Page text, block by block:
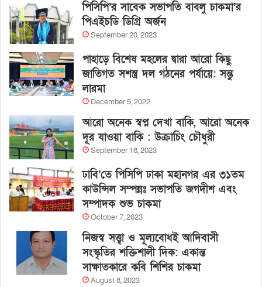
পিসিপি’র সাবেক সভাপতি বাবলু চাকমা’র
পিএইচডি ডিগ্রি অর্জন
September 20, 2023
পাহাড়ে বিশেষ মহলের দ্বারা আরো কিছু
জাতিগত সশস্ত্র দল গঠনের পর্যায়ে: সন্তু
লারমা
December 5, 2022
আরো অনেক স্বপ্ন দেখা বাকি, আরো অনেক
দূর যাওয়া বাকি : উক্রাচিং চৌধুরী
September 18, 2023
ঢাবি’তে পিসিপি ঢাকা মহানগর এর ৩১তম
কাউন্সিল সম্পন্নঃ সভাপতি জগদীশ এবং
সম্পাদক শুভ চাকমা
October 7, 2023
নিজস্ব সত্ত্বা ও মূল্যবোধই আদিবাসী
সংস্কৃতির শক্তিশালী দিক: একান্ত
সাক্ষাতকারে কবি শিশির চাকমা
August 8, 2023